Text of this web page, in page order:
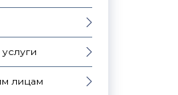
лицам